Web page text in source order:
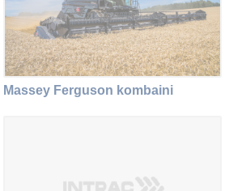
Massey Ferguson kombaini